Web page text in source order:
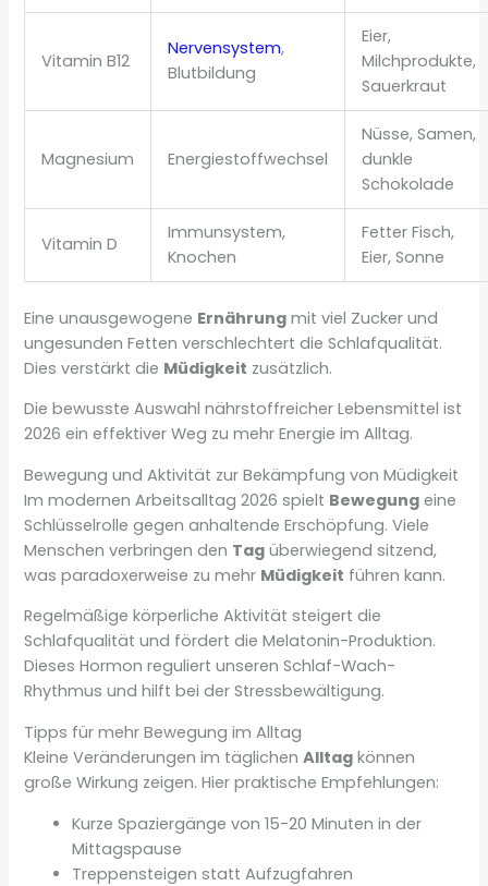
Vitamin B12
Nervensystem,
Blutbildung
Eier,
Milchprodukte,
Sauerkraut
Magnesium Energiestoffwechsel
Nüsse, Samen,
dunkle
Schokolade
Vitamin D
Immunsystem,
Knochen
Fetter Fisch,
Eier, Sonne
Eine unausgewogene Ernährung mit viel Zucker und
ungesunden Fetten verschlechtert die Schlafqualität.
Dies verstärkt die Müdigkeit zusätzlich.
Die bewusste Auswahl nährstoffreicher Lebensmittel ist
2026 ein effektiver Weg zu mehr Energie im Alltag.
Bewegung und Aktivität zur Bekämpfung von Müdigkeit
Im modernen Arbeitsalltag 2026 spielt Bewegung eine
Schlüsselrolle gegen anhaltende Erschöpfung. Viele
Menschen verbringen den Tag überwiegend sitzend,
was paradoxerweise zu mehr Müdigkeit führen kann.
Regelmäßige körperliche Aktivität steigert die
Schlafqualität und fördert die Melatonin-Produktion.
Dieses Hormon reguliert unseren Schlaf-Wach-
Rhythmus und hilft bei der Stressbewältigung.
Tipps für mehr Bewegung im Alltag
Kleine Veränderungen im täglichenAlltag können
große Wirkung zeigen. Hier praktische Empfehlungen:
Kurze Spaziergänge von 15-20 Minuten in der
Mittagspause
Treppensteigen statt Aufzugfahren